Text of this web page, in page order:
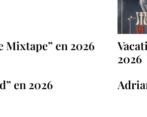
Mixtape” en 2026
2026
en 2026